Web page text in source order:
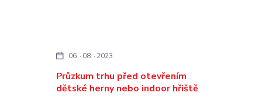
Průzkum trhu před otevřením
dětské herny nebo indoor hřiště
06 08 2023